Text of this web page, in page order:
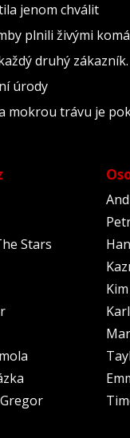
jenom chválit
plnili živými
druhý
úrody
mokrou trávu je
Stars